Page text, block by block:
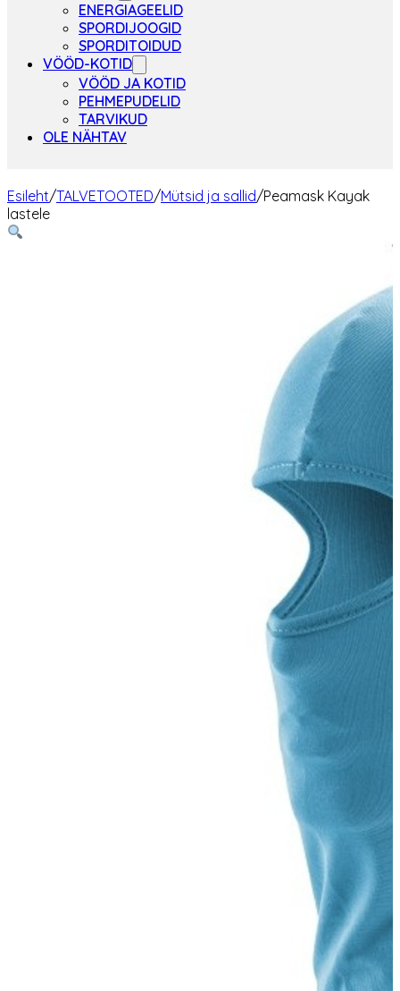
ENERGIAGEELID
SPORDIJOOGID
SPORDITOIDUD
VÖÖD-KOTID
VÖÖD JA KOTID
PEHMEPUDELID
TARVIKUD
OLE NÄHTAV
Esileht/TALVETOOTED/Mütsid ja sallid/Peamask Kayak
lastele